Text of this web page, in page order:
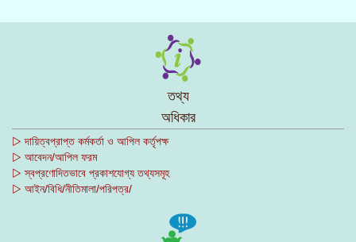
তথ্য
অধিকার
▷ দায়িত্বপ্রাপ্ত কর্মকর্তা ও আপিল কর্তৃপক্ষ
▷ আবেদন/আপিল ফরম
▷ স্বপ্রণোদিতভাবে প্রকাশযোগ্য তথ্যসমূহ
▷ আইন/বিধি/নীতিমালা/পরিপত্র/